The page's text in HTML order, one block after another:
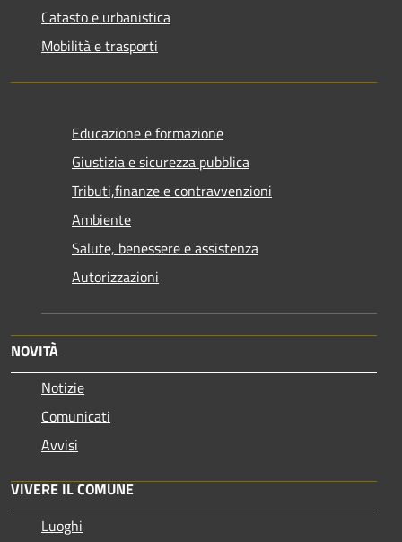
Catasto e urbanistica
Mobilità e trasporti
Educazione e formazione
Giustizia e sicurezza pubblica
Tributi,finanze e contravvenzioni
Ambiente
Salute, benessere e assistenza
Autorizzazioni
NOVITÀ
Notizie
Comunicati
Avvisi
VIVERE IL COMUNE
Luoghi